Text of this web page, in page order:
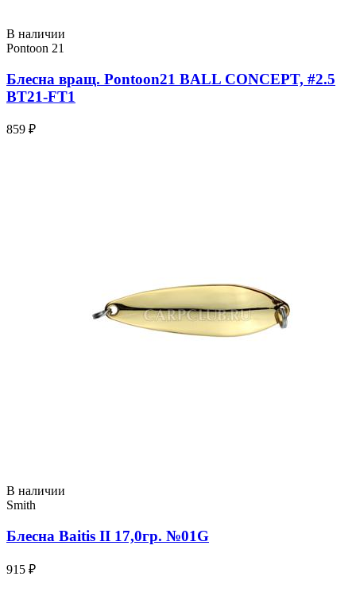
В наличии
Pontoon 21
Блесна вращ. Pontoon21 BALL CONCEPT, #2.5
BT21-FT1
859 ₽
В наличии
Smith
Блесна Baitis II 17,0гр. №01G
915 ₽